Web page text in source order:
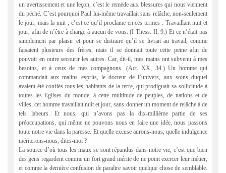
un avertissement et une leçon, c’est le remède aux blessures qui nous viennent
du péché. C’est pourquoi Paul lui-même travaillait sans relâche, non-seulement
le jour, mais la nuit ; c’est ce qu’il proclame en ces termes : Travaillant nuit et
jour, afin de n’être à charge à aucun de vous. (I Thess. II, 9.) Et ce n’était pas
simplement par plaisir et pour se distraire qu’il se livrait au travail, comme
faisaient plusieurs des frères, mais il se donnait toute cette peine afin de
pouvoir en outre secourir les autres. Car, dit-il, mes mains ont subvenu à mes
besoins, et à ceux de mes compagnons. (Act. XX, 34.) Un homme qui
commandait aux malins esprits, le docteur de l’univers, aux soins duquel
avaient été confiés tous les habitants de la terre, qui prodiguait sa sollicitude à
toutes les Eglises du monde, à cette multitude de peuples, de nations et de
villes, cet homme travaillait nuit et jour, sans donner un moment de relâche à de
tels labeurs. Et nous, qui n’avons pas la dix-millième partie de ses
préoccupations, qui même ne pouvons nous en faire une idée, nous passons
toute notre vie dans la paresse. Et quelle excuse aurons-nous, quelle indulgence
mériterons-nous, dites-moi ?
La source d’où tous les maux se sont répandus dans notre vie, c’est que bien
des gens regardent comme un fort grand mérite de ne point exercer leur métier,
et comme la dernière confusion de paraître savoir quelque chose de semblable.